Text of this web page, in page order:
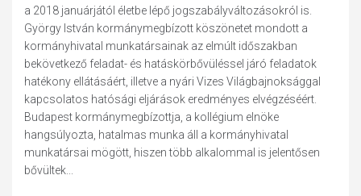
a 2018 januárjától életbe lépő jogszabályváltozásokról is.
György István kormánymegbízott köszönetet mondott a
kormányhivatal munkatársainak az elmúlt időszakban
bekövetkező feladat- és hatáskörbővüléssel járó feladatok
hatékony ellátásáért, illetve a nyári Vizes Világbajnoksággal
kapcsolatos hatósági eljárások eredményes elvégzéséért.
Budapest kormánymegbízottja, a kollégium elnöke
hangsúlyozta, hatalmas munka áll a kormányhivatal
munkatársai mögött, hiszen több alkalommal is jelentősen
bővültek...